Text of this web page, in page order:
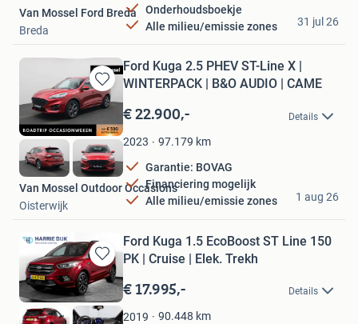
Onderhoudsboekje
Alle milieu/emissie zones
Van Mossel Ford Breda
Breda
31 jul 26
Bewaren
in
Mijn
Favorieten
Ford Kuga 2.5 PHEV ST-Line X |
WINTERPACK | B&O AUDIO | CAME
€ 22.900,- Details
2023 97.179 km
Garantie: BOVAG
Financiering mogelijk
Alle milieu/emissie zones
Van Mossel Outdoor Occasions
Oisterwijk
1 aug 26
Bewaren
in
Mijn
Favorieten
Ford Kuga 1.5 EcoBoost ST Line 150
PK | Cruise | Elek. Trekh
€ 17.995,- Details
2019 90.448 km